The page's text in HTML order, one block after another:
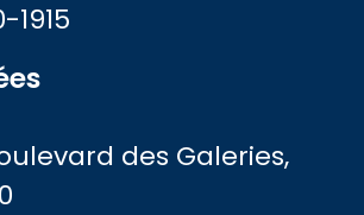
1915
des Galeries,